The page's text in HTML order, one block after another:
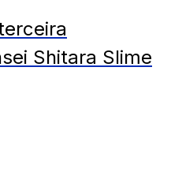
Shitara Slime